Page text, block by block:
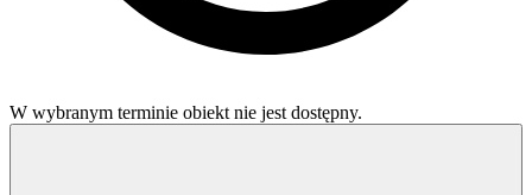
W wybranym terminie obiekt nie jest dostępny.